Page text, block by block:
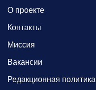
О проекте
Контакты
Миссия
Вакансии
Редакционная политика